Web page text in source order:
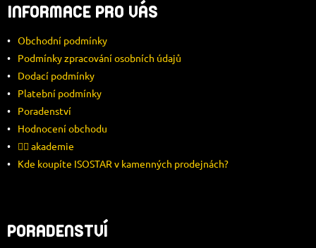
P
A
T
INFORMACE PRO VÁS
Obchodní podmínky
Podmínky zpracování osobních údajů
Dodací podmínky
Platební podmínky
Poradenství
Hodnocení obchodu
🚴‍♂️ akademie
Kde koupíte ISOSTAR v kamenných prodejnách?
PORADENSTVÍ